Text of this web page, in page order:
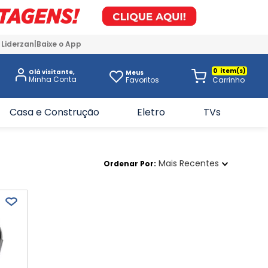
Baixe o App
Olá visitante, Meus
Favoritos
0
Casa e Construção Eletro TVs
Ordenar Por Mais Recentes